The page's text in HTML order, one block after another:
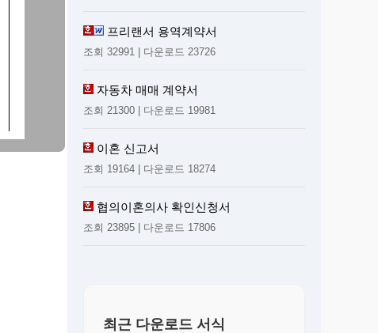
프리랜서 용역계약서
조회 32991 | 다운로드 23726
자동차 매매 계약서
조회 21300 | 다운로드 19981
이혼 신고서
조회 19164 | 다운로드 18274
협의이혼의사 확인신청서
조회 23895 | 다운로드 17806
최근 다운로드 서식